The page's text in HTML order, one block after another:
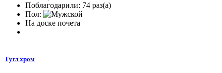
Поблагодарили: 74 раз(а)
Пол:
На доске почета
Гугл хром